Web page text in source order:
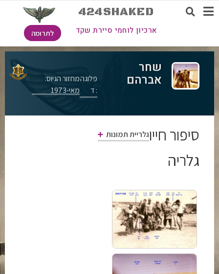
424SHAKED
ארכיון לוחמי סיירת שקד לתרומה
שחר
אברהם
פלוגה
: ד
מחזור הגיוס:
מאי-1973
סיפור חייוגלריית תמונות
גלריה